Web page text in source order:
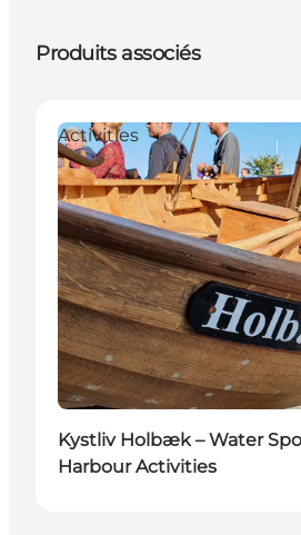
Produits associés
Activities
Kystliv Holbæk – Water
Harbour Activities